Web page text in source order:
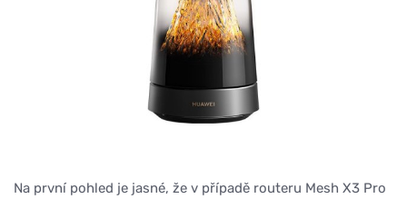
Na první pohled je jasné, že v případě routeru Mesh X3 Pro